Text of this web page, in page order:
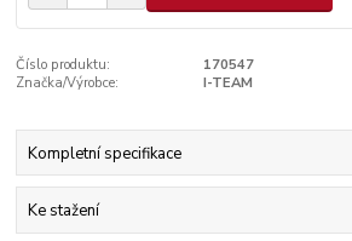
Číslo produktu:
170547
Značka/Výrobce:
I-TEAM
Kompletní specifikace
Ke stažení